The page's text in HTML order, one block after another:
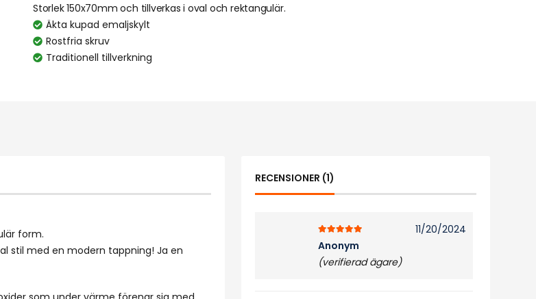
Storlek 150x70mm och tillverkas i oval och rektangulär.
Äkta kupad emaljskylt
Rostfria skruv
Traditionell tillverkning
form.
stil med en modern tappning! Ja en
RECENSIONER (1)
11/20/2024
Anonym
(verifierad ägare)